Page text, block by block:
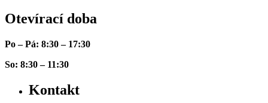
Otevírací doba
Po – Pá: 8:30 – 17:30
So: 8:30 – 11:30
Kontakt